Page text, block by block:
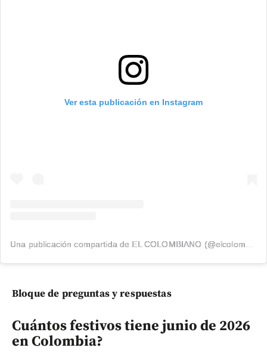
Ver esta publicación en Instagram
Bloque de preguntas y respuestas
Cuántos festivos tiene junio de 2026
en Colombia?